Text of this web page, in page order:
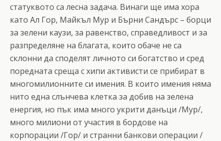
статуквото са лесна задача. Винаги ще има хора
като Ал Гор, Майкъл Мур и Бърни Сандърс – борци
за зелени каузи, за равенство, справедливост и за
разпределяне на благата, които обаче не са
склонни да споделят личното си богатство и сред
поредната среща с хипи активисти се прибират в
многомилионните си имения. В които имения няма
нито една слънчева клетка за добив на зелена
енергия, но пък има много укрити данъци /Мур/,
много милиони от участия в бордове на
корпорации /Гор/ и странни банкови операции /